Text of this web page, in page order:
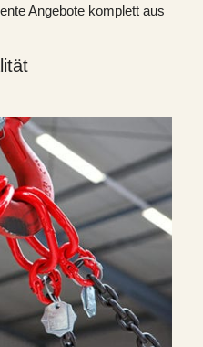
Angebote komplett aus